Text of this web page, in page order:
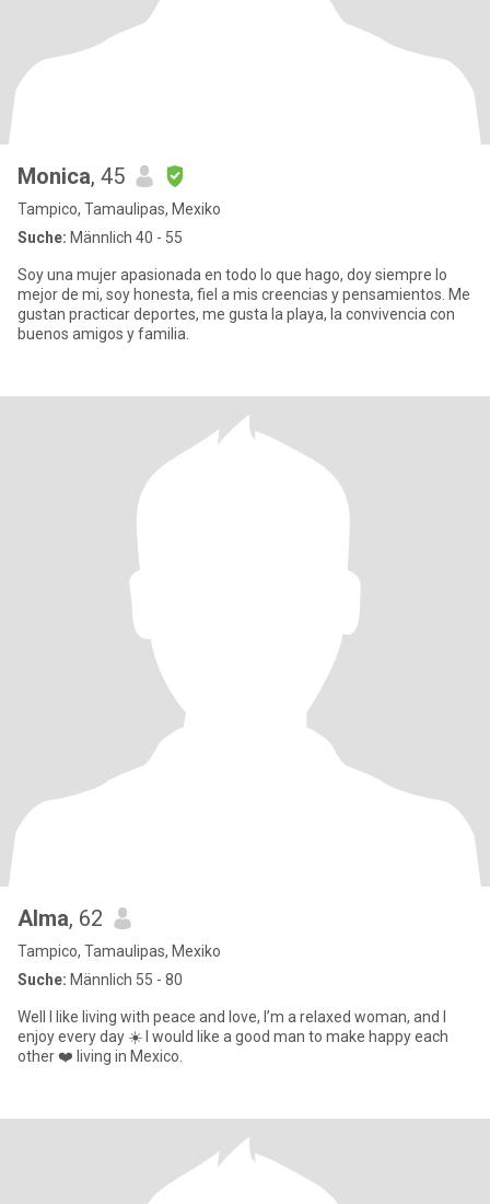
Monica, 45
Tampico, Tamaulipas, Mexiko
Suche: Männlich 40 - 55
Soy una mujer apasionada en todo lo que hago, doy siempre lo
mejor de mi, soy honesta, fiel a mis creencias y pensamientos. Me
gustan practicar deportes, me gusta la playa, la convivencia con
buenos amigos y familia.
Alma, 62
Tampico, Tamaulipas, Mexiko
Suche: Männlich 55 - 80
Well I like living with peace and love, I’m a relaxed woman, and I
enjoy every day ☀️ I would like a good man to make happy each
other ❤️ living in Mexico.